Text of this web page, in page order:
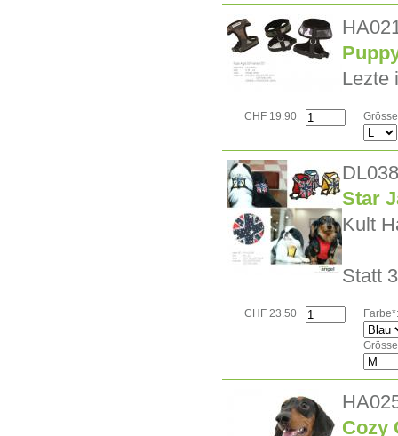
Lezte
CHF 19.90
DL038
Star
Kult
Statt
CHF 23.50 Farbe*:
Cozy